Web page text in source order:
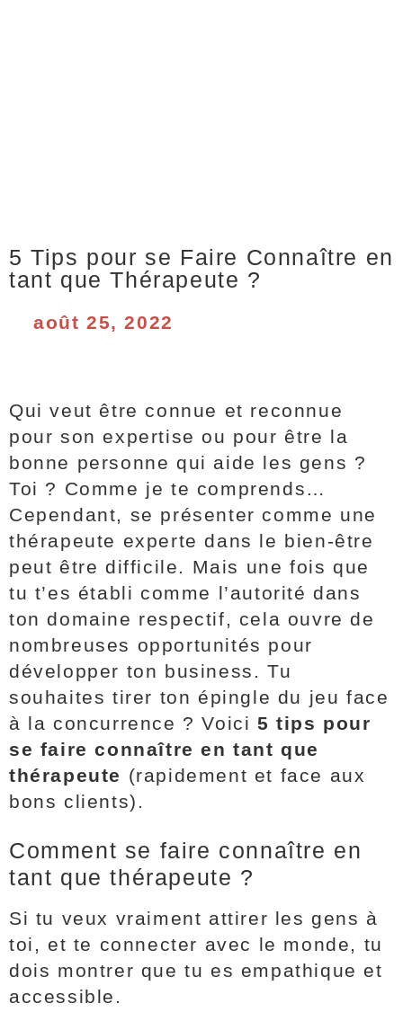
5 Tips pour se Faire Connaître en
tant que Thérapeute ?
août 25, 2022
Qui veut être connue et reconnue
pour son expertise ou pour être la
bonne personne qui aide les gens ?
Toi ? Comme je te comprends…
Cependant, se présenter comme une
thérapeute experte dans le bien-être
peut être difficile. Mais une fois que
tu t’es établi comme l’autorité dans
ton domaine respectif, cela ouvre de
nombreuses opportunités pour
développer ton business. Tu
souhaites tirer ton épingle du jeu face
à la concurrence ? Voici5 tips pour
se faire connaître en tant que
thérapeute (rapidement et face aux
bons clients).
Comment se faire connaître en
tant que thérapeute ?
Si tu veux vraiment attirer les gens à
toi, et te connecter avec le monde, tu
dois montrer que tu es empathique et
accessible.